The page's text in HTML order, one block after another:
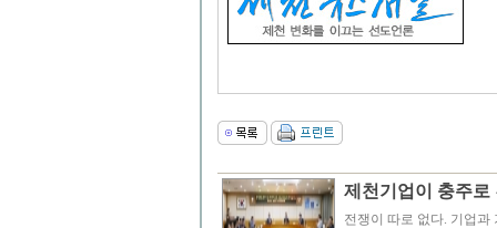
제천기업이 충주
전쟁이 따로 없다. 기업과